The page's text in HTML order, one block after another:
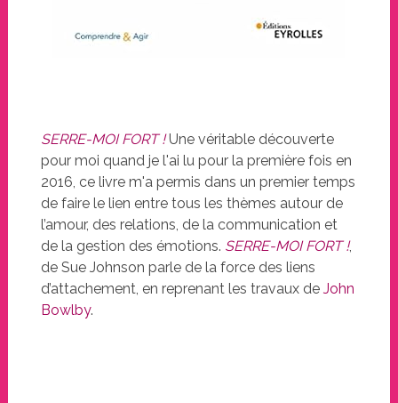
SERRE-MOI FORT !Une véritable découverte
pour moi quand je l'ai lu pour la première fois en
2016, ce livre m'a permis dans un premier temps
de faire le lien entre tous les thèmes autour de
l’amour, des relations, de la communication et
de la gestion des émotions. SERRE-MOI FORT !,
de Sue Johnson parle de la force des liens
d’attachement, en reprenant les travaux deJohn
Bowlby.